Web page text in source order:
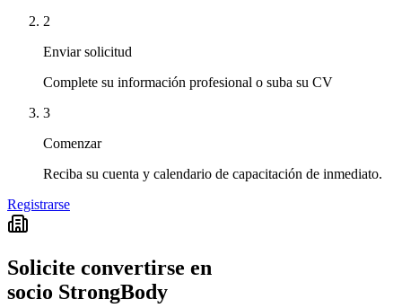
2
Enviar solicitud
Complete su información profesional o suba su CV
3
Comenzar
Reciba su cuenta y calendario de capacitación de inmediato.
Registrarse
Solicite convertirse en
socio StrongBody